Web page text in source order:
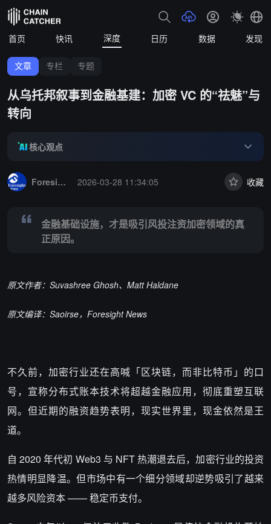
首页 快讯 深度 日历 数据 发现
文章 专栏 专题
从乌托邦叙事到金融基建：加密 VC 的“祛魅”与
转向
核心观点
Foresight News
2026-03-28 11:34:05 收藏
金融基础设施，才是吸引风投注资加密领域的真
正原因。
原文作者：Suvashree Ghosh、Matt Haldane
原文编译：Saoirse，Foresight News
不久前，加密行业还在高喊「区块链，而非比特币」的口
号，宣称分布式账本技术将超越金融应用，彻底重塑互联
网。但近期的融资趋势表明，现实世界里，现金依然是王
道。
自 2020 年代初 Web3 与 NFT 热潮退去后，加密行业的投资
热情明显降温。但市场中有一个细分领域却逆势吸引了越来
越多风险资本 —— 稳定币支付。